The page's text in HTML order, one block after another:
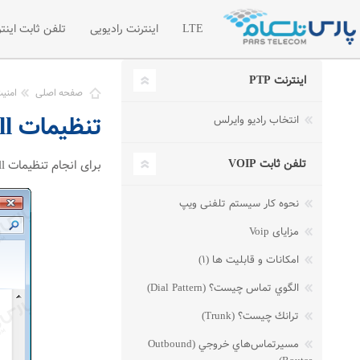
LTE اینترنت رادیویی
اینترنت رادیویی اختصاصی
شبکه خصوصی مجازی VPN
درخواست امکان سنجی رادیویی
تلفن ثابت
تلفن
لیست
درخواست
مطالب
صفحه اصلی
تنظیمات Firewall در ویندوز ۷
برای انجام تنظیمات Firewall در ویندوز Seven : برای فعال/غیر فعال کردن Firewall ویندوز، وارد مسیر زیر شوید: Start -> Control Panel -> Windows Firewall
اینترنت PTP
انتخاب رادیو وایرلس
تلفن ثابت VOIP
نحوه کار سیستم تلفنی ویپ
مزایای Voip
امکانات و قابلیت ها (۱)
الگوي تماس چيست؟ (Dial Pattern)
ترانك چيست؟ (Trunk)
مسيرتماس‌هاي خروجي (Outbound